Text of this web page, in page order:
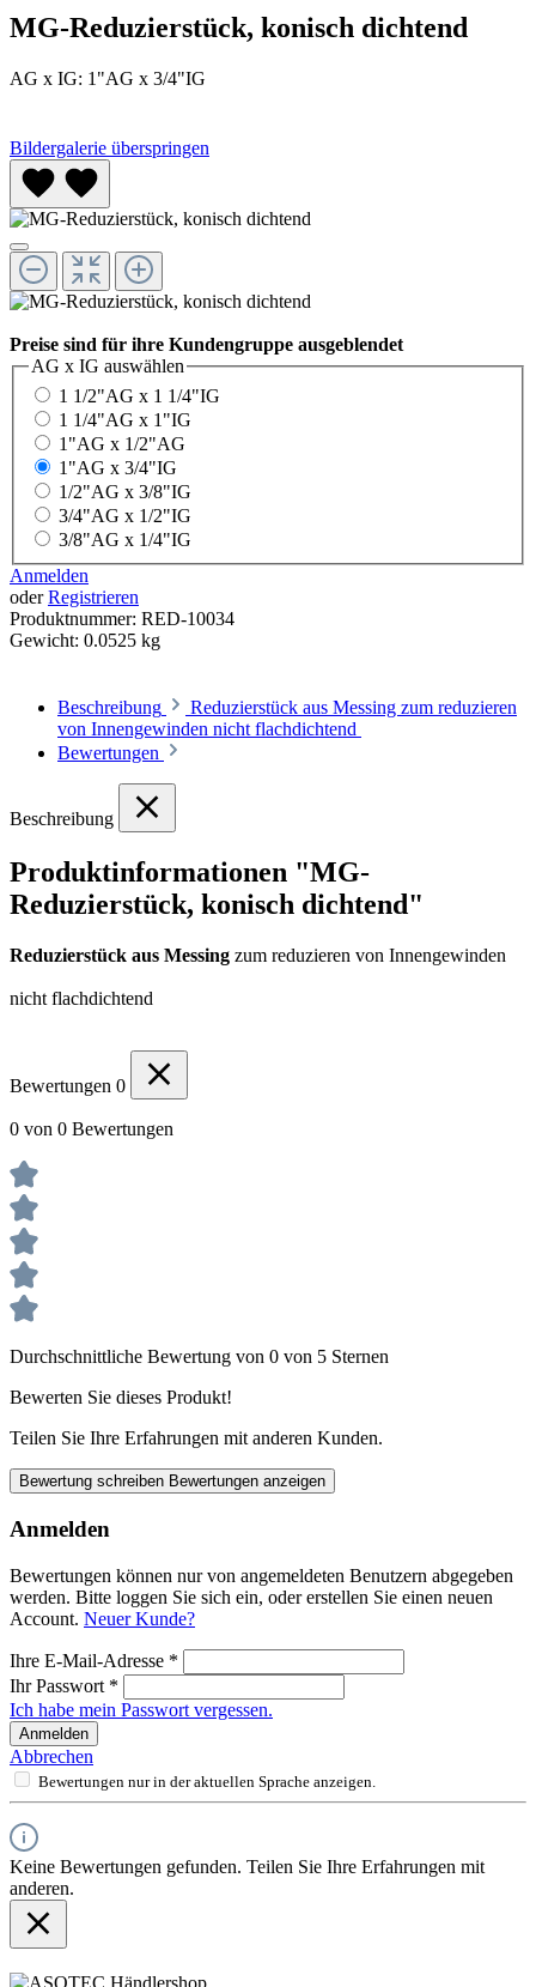
MG-Reduzierstück, konisch dichtend
AG x IG: 1"AG x 3/4"IG
Bildergalerie überspringen
Preise sind für ihre Kundengruppe ausgeblendet
AG x IG auswählen
1 1/2"AG x 1 1/4"IG
1 1/4"AG x 1"IG
1"AG x 1/2"AG
1"AG x 3/4"IG
1/2"AG x 3/8"IG
3/4"AG x 1/2"IG
3/8"AG x 1/4"IG
Anmelden
oderRegistrieren
Produktnummer: RED-10034
Gewicht: 0.0525 kg
Beschreibung
Reduzierstück aus Messing zum reduzieren
von Innengewinden nicht flachdichtend
Bewertungen
Beschreibung
Produktinformationen "MG-
Reduzierstück, konisch dichtend"
Reduzierstück aus Messing zum reduzieren von Innengewinden
nicht flachdichtend
Bewertungen 0
0 von 0 Bewertungen
Durchschnittliche Bewertung von 0 von 5 Sternen
Bewerten Sie dieses Produkt!
Teilen Sie Ihre Erfahrungen mit anderen Kunden.
Bewertung schreiben Bewertungen anzeigen
Anmelden
Bewertungen können nur von angemeldeten Benutzern abgegeben
werden. Bitte loggen Sie sich ein, oder erstellen Sie einen neuen
Account. Neuer Kunde?
Ihre E-Mail-Adresse *
Ihr Passwort *
Ich habe mein Passwort vergessen.
Anmelden
Abbrechen
Bewertungen nur in der aktuellen Sprache anzeigen.
Keine Bewertungen gefunden. Teilen Sie Ihre Erfahrungen mit
anderen.